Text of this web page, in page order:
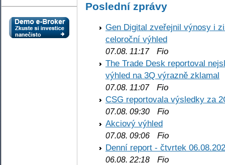
Poslední zprávy
Gen Digital zveřejnil výnosy i
celoroční výhled
07.08. 11:17Fio
The Trade Desk reportoval
výhled na 3Q výrazně zklamal
07.08. 11:07Fio
CSG reportovala výsledky za
07.08. 09:30 Fio
Akciový výhled
07.08. 09:06 Fio
Denní report - čtvrtek
06.08. 22:18 Fio